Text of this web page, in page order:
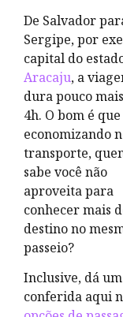
De Salvador
Sergipe, por
capital do
Aracaju, a
dura pouco
4h. O bom é que
economizando
transporte,
sabe você não
aproveita para
conhecer mais
destino no
passeio?
Inclusive, dá
conferida aqui